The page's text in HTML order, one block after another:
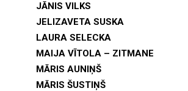
JĀNIS VILKS
JELIZAVETA SUSKA
LAURA SELECKA
MAIJA VĪTOLA – ZITMANE
MĀRIS AUNIŅŠ
MĀRIS ŠUSTIŅŠ